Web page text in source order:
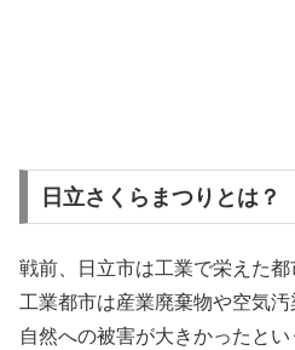
日立さくらまつりとは？
戦前、日立市は工業で栄えた
工業都市は産業廃棄物や空気
自然への被害が大きかったとい